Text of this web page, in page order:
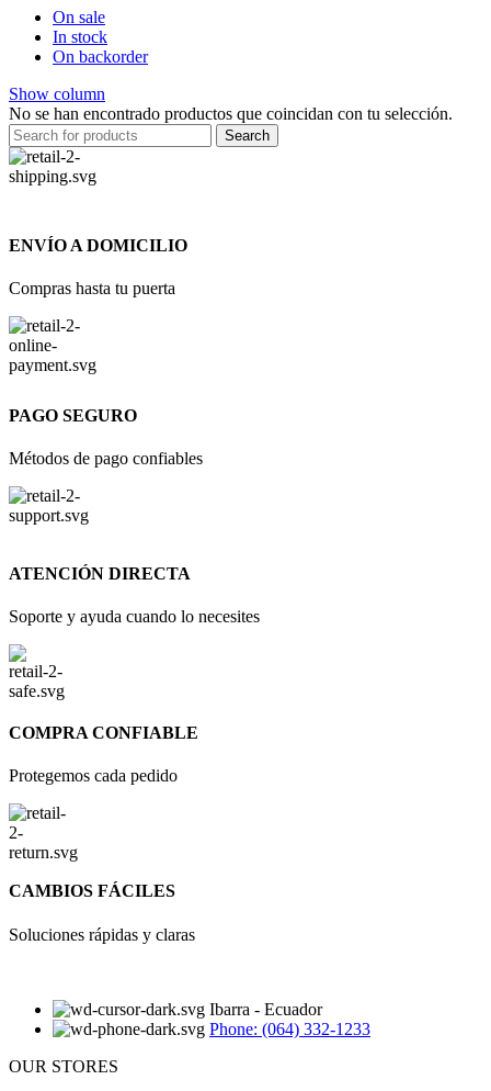
On sale
In stock
On backorder
Show column
No se han encontrado productos que coincidan con tu selección.
Search
ENVÍO A DOMICILIO
Compras hasta tu puerta
PAGO SEGURO
Métodos de pago confiables
ATENCIÓN DIRECTA
Soporte y ayuda cuando lo necesites
COMPRA CONFIABLE
Protegemos cada pedido
CAMBIOS FÁCILES
Soluciones rápidas y claras
Ibarra - Ecuador
Phone: (064) 332-1233
OUR STORES